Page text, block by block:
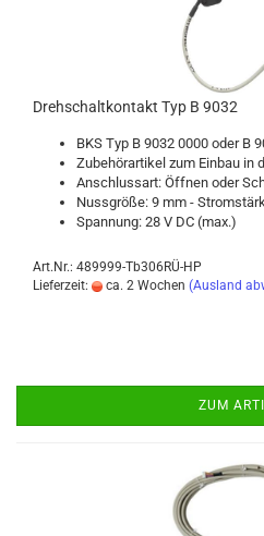
Dreh­schalt­kon­takt Typ B 9032
BKS Typ B 9032 0000 oder B
Zu­be­hör­ar­ti­kel zum Ein­bau in
An­schluss­art: Öff­nen oder
Nuss­grö­ße: 9 mm -
Span­nung: 28 V DC (max.)
Art.Nr.: 489999-Tb306RÜ-HP
Lieferzeit:
ca. 2 Wochen (Ausland
ZUM